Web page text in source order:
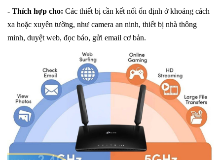
- Thích hợp cho: Các thiết bị cần kết nối ổn định ở khoảng cách
xa hoặc xuyên tường, như camera an ninh, thiết bị nhà thông
minh, duyệt web, đọc báo, gửi email cơ bản.